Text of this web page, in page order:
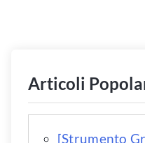
Articoli
[Strumento